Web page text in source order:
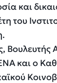
και
του
ΕΝΑ και ο